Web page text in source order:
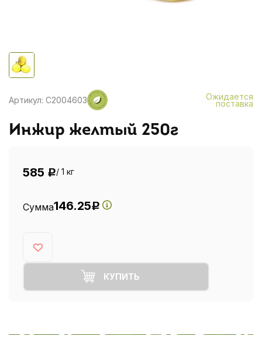
Артикул: C2004603 Ожидается
поставка
Инжир желтый 250г
585 Р/ 1 кг
Сумма146.25Р
КУПИТЬ